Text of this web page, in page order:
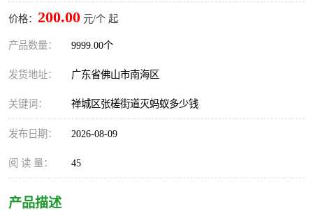
价格： 200.00 元/个 起
产品数量： 9999.00个
发货地址： 广东省佛山市南海区
关键词： 禅城区张槎街道灭蚂蚁多少钱
发布日期： 2026-08-09
阅 读 量： 45
产品描述